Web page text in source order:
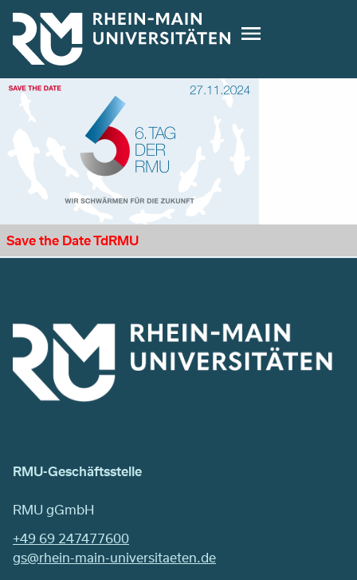
Direkt
zum
Inhalt
Save the Date TdRMU
RMU-Geschäftsstelle
RMU gGmbH
+49 69 247477600
gs@rhein-main-universitaeten.de